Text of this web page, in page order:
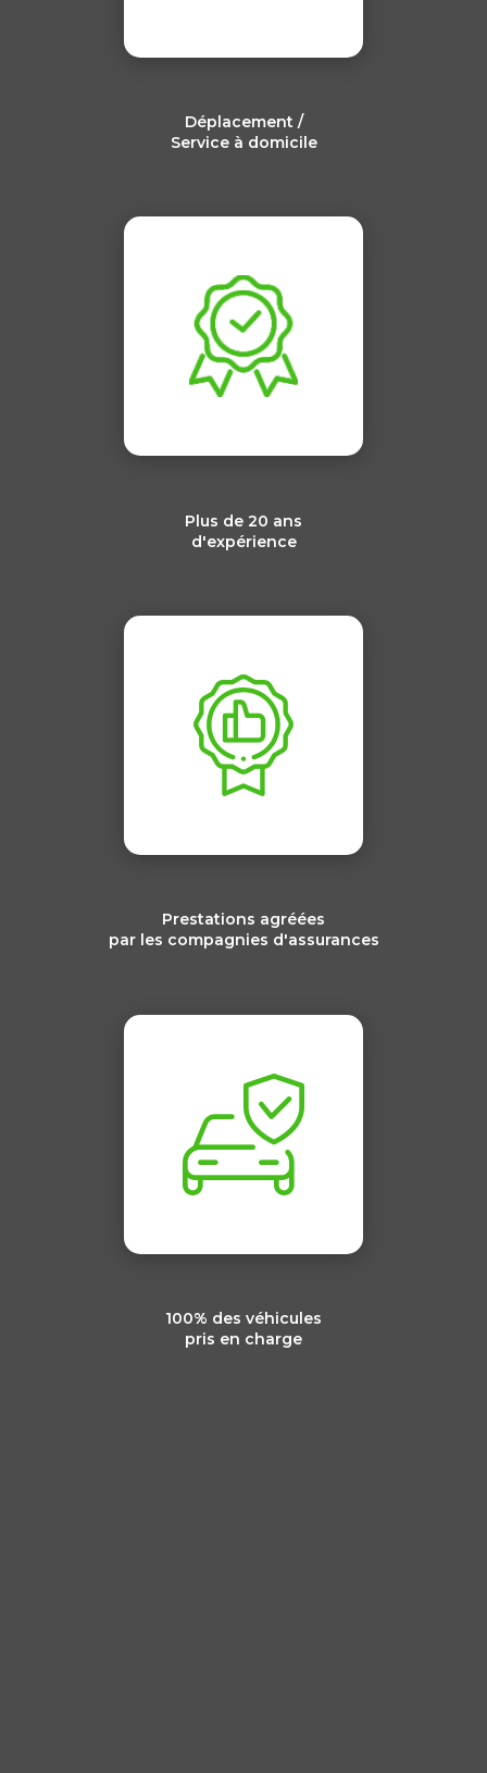
Déplacement /
Service à domicile
Plus de 20 ans
d'expérience
Prestations agréées
par les compagnies d'assurances
100% des véhicules
pris en charge